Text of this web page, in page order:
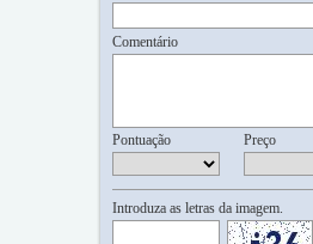
Comentário
Pontuação Preço
Introduza as letras da imagem.